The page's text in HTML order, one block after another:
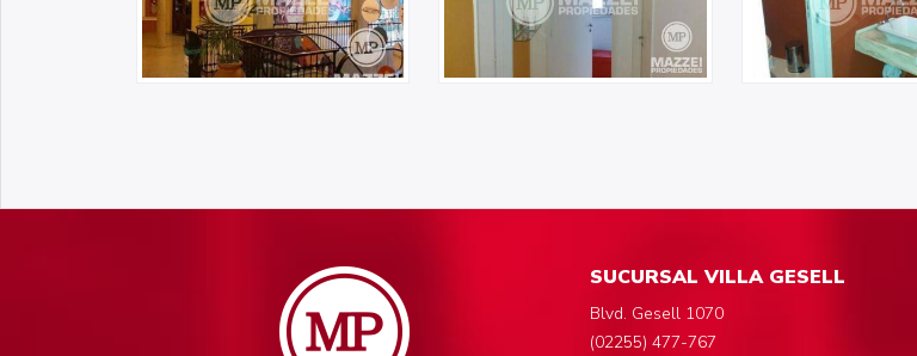
SUCURSAL VILLA GESELL
Blvd. Gesell 1070
(02255) 477-767